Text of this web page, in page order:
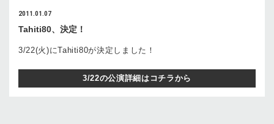
2011.01.07
Tahiti80、決定！
3/22(火)にTahiti80が決定しました！
3/22の公演詳細はコチラから